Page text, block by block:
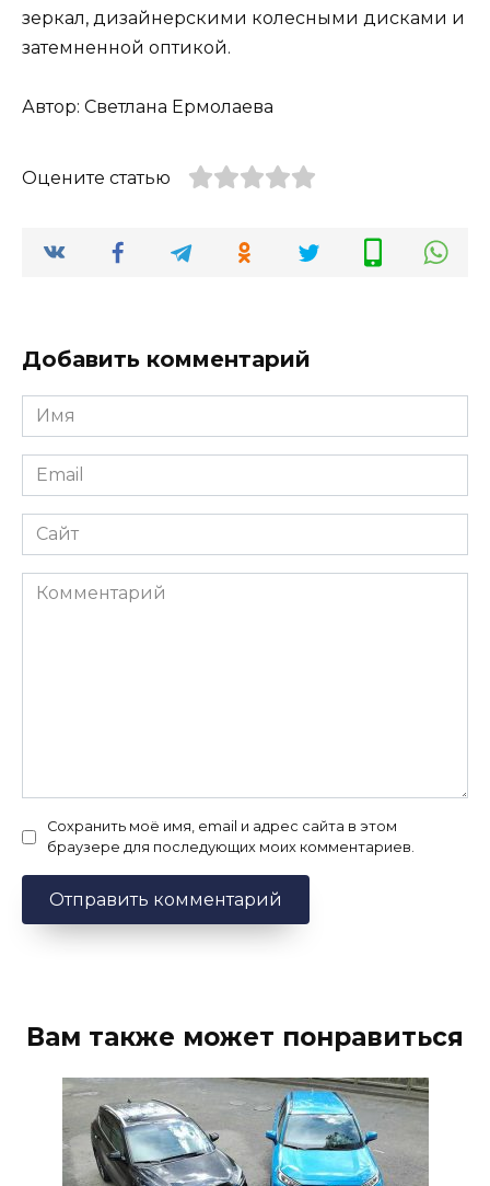
зеркал, дизайнерскими колесными дисками и
затемненной оптикой.
Автор: Светлана Ермолаева
Оцените статью
Добавить комментарий
Имя
*
Email
*
Сайт
Комментарий
Сохранить моё имя, email и адрес сайта в этом
браузере для последующих моих комментариев.
Вам также может понравиться